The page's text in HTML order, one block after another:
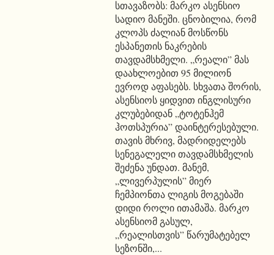
სთავაზობს: მარკო ასენსიო
სადიო მანეში. ცნობილია, რომ
კლოპს ძალიან მოსწონს
ესპანეთის ნაკრების
თავდამსხმელი. „რეალი” მას
დაახლოებით 95 მილიონ
ევროდ აფასებს. სხვათა შორის,
ასენსიოს ყიდვით ინგლისური
კლუბებიდან „ტოტენჰემ
ჰოთსპურია” დაინტერესებული.
თავის მხრივ, მადრიდელებს
სენეგალელი თავდამსხმელის
შეძენა უნდათ. მანემ,
„ლივერპულის” მიერ
ჩემპიონთა ლიგის მოგებაში
დიდი როლი ითამაშა. მარკო
ასენსიომ გასულ,
„რეალისთვის” წარუმატებელ
სეზონში,...